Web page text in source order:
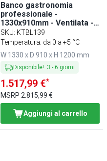
Banco gastronomia
professionale -
1330x910mm - Ventilata -
169 L - Colore Nero - con
1 ripiani - Doppi vetri
SKU: KTBL139
Temperatura: da 0 a +5 °C
W 1330 x D 910 x H 1200 mm
Disponibile!: 3 - 6 giorni
1.517,99 €*
MSRP2.815,99 €
Aggiungi al carrello